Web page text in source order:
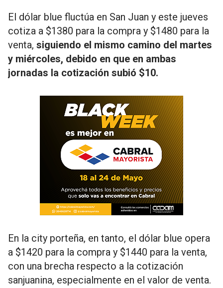
El dólar blue fluctúa en San Juan y este jueves
cotiza a $1380 para la compra y $1480 para la
venta, siguiendo el mismo camino del martes
y miércoles, debido en que en ambas
jornadas la cotización subió $10.
En la city porteña, en tanto, el dólar blue opera
a $1420 para la compra y $1440 para la venta,
con una brecha respecto a la cotización
sanjuanina, especialmente en el valor de venta.